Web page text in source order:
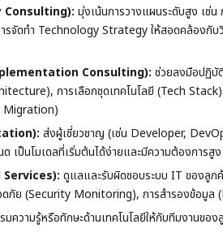
Consulting): มุ่งเน้นการวางแผนระดับสูง เช่
ดทำ Technology Strategy ให้สอดคล้องกับ
Consulting): ช่วยลงมือปฏิบั
การเลือกชุดเทคโนโลยี (Tech
Migration)
ส่งผู้เชี่ยวชาญ (เช่น Developer,
เป็นโมเดลที่เริ่มต้นได้ง่ายและมีความต้องการสูง
Services): ดูแลและรับผิดชอบระบบ IT ของลูก
ดภัย (Security Monitoring), การสำรองข้อมู
มความรู้หรือทักษะด้านเทคโนโลยีให้กับทีมงานข